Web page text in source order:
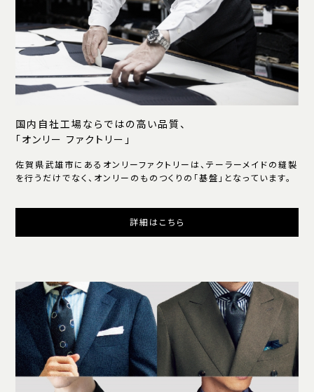
国内自社工場ならではの高い品質、
「オンリー ファクトリー」
佐賀県武雄市にあるオンリーファクトリーは、テーラーメイドの縫製
を行うだけでなく、オンリーのものつくりの「基盤」となっています。
詳細はこちら